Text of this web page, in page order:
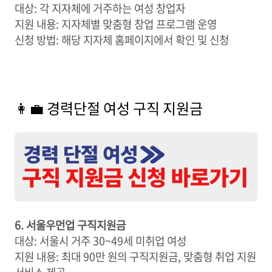
대상: 각 지자체에 거주하는 여성 창업자
지원 내용: 지자체별 맞춤형 창업 프로그램 운영
신청 방법: 해당 지자체 홈페이지에서 확인 및 신청
👩‍💼 경력단절 여성 구직 지원금
6. 서울우먼업 구직지원금
대상: 서울시 거주 30~49세 미취업 여성
지원 내용: 최대 90만 원의 구직지원금, 맞춤형 취업 지원